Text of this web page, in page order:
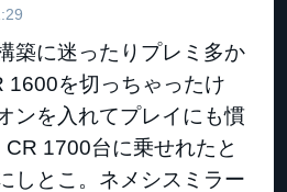
築に迷ったりプレミ多か
1600を切っちゃったけ
ンを入れてプレイにも慣
1700台に乗せれたと
しとこ。ネメシスミラー